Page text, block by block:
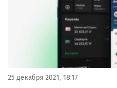
25 декабря 2021, 18:17